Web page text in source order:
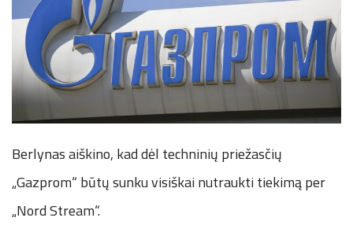
Berlynas aiškino, kad dėl techninių priežasčių
„Gazprom“ būtų sunku visiškai nutraukti tiekimą per
„Nord Stream“.